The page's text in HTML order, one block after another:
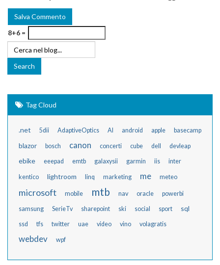
8+6 =
Tag Cloud
.net 5dii AdaptiveOptics AI android apple basecamp
blazor bosch canon concerti cube dell devleap
ebike eeepad emtb galaxysii garmin iis inter
kentico lightroom linq marketing me meteo
microsoft mobile mtb nav oracle powerbi
samsung SerieTv sharepoint ski social sport sql
ssd tfs twitter uae video vino volagratis
webdev wpf